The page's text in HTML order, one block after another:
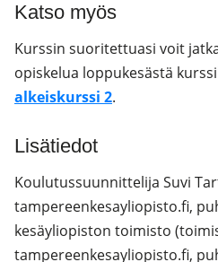
Katso myös
Kurssin suoritettuasi voit
opiskelua loppukesästä
alkeiskurssi 2.
Lisätiedot
Koulutussuunnittelija Suvi
tampereenkesayliopisto.fi,
kesäyliopiston toimisto
tampereenkesayliopisto.fi,